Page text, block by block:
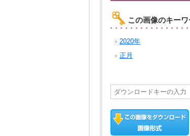
この画像のキーワ
2020年
正月